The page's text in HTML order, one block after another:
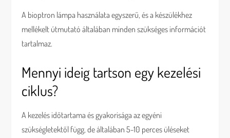
A bioptron lámpa használata egyszerű, és a készülékhez
mellékelt útmutató általában minden szükséges információt
tartalmaz.
Mennyi ideig tartson egy kezelési
ciklus?
A kezelés időtartama és gyakorisága az egyéni
szükségletektől függ, de általában 5-10 perces üléseket